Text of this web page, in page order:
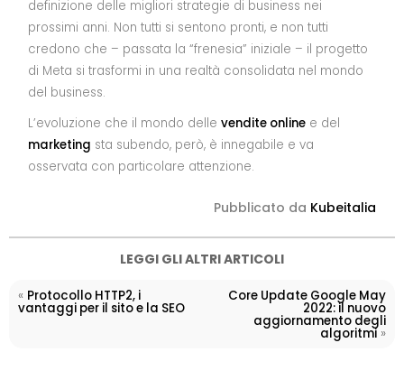
definizione delle migliori strategie di business nei
prossimi anni. Non tutti si sentono pronti, e non tutti
credono che – passata la “frenesia” iniziale – il progetto
di Meta si trasformi in una realtà consolidata nel mondo
del business.
L’evoluzione che il mondo dellevendite online e del
marketing sta subendo, però, è innegabile e va
osservata con particolare attenzione.
Pubblicato da Kubeitalia
LEGGI GLI ALTRI ARTICOLI
« Protocollo HTTP2, i
vantaggi per il sito e la SEO
Core Update Google May
2022: il nuovo
aggiornamento degli
algoritmi»